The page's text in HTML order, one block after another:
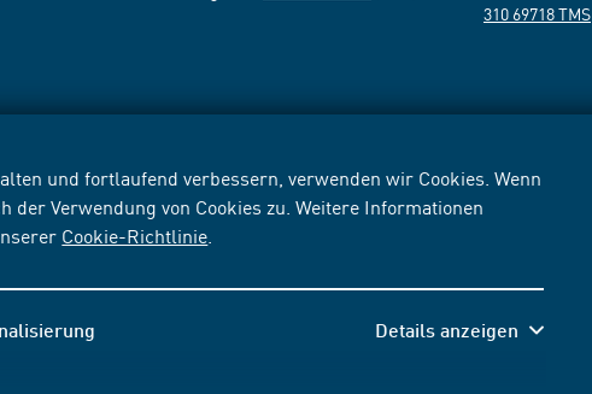
und fortlaufend verbessern, verwenden wir Cookies. Wenn
der Verwendung von Cookies zu. Weitere Informationen
Cookie-Richtlinie
Details anzeigen
310 69718 TMS